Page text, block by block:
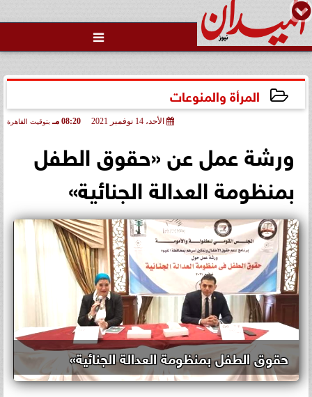

المرأة والمنوعات
الأحد، 14 نوفمبر 2021 08:20 مـ بتوقيت القاهرة
ورشة عمل عن «حقوق الطفل
بمنظومة العدالة الجنائية»
حقوق الطفل بمنظومة العدالة الجنائية»